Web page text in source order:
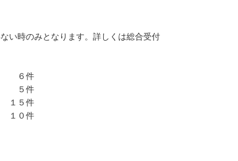
い時のみとなります。詳しくは総合受付
件
５件
０件